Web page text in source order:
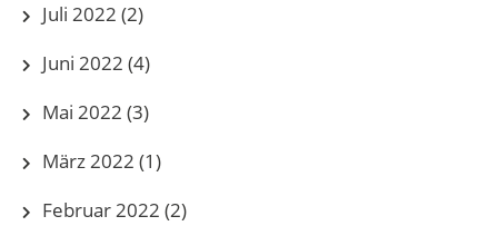
Juli 2022 (2)
Juni 2022 (4)
Mai 2022 (3)
März 2022 (1)
Februar 2022 (2)